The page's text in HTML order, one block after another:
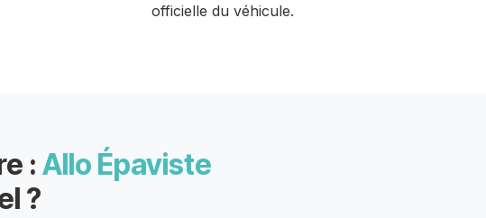
officielle du véhicule.
: Allo Épaviste
?